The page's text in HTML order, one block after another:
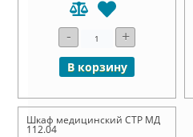
- +
В корзину
Шкаф медицинский СТР МД
112.04